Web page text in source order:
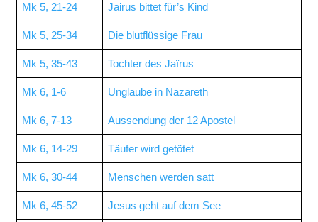
Mk 5, 21-24 Jairus bittet für’s Kind
Mk 5, 25-34 Die blutflüssige Frau
Mk 5, 35-43 Tochter des Jaïrus
Mk 6, 1-6 Unglaube in Nazareth
Mk 6, 7-13 Aussendung der 12 Apostel
Mk 6, 14-29 Täufer wird getötet
Mk 6, 30-44 Menschen werden satt
Mk 6, 45-52 Jesus geht auf dem See